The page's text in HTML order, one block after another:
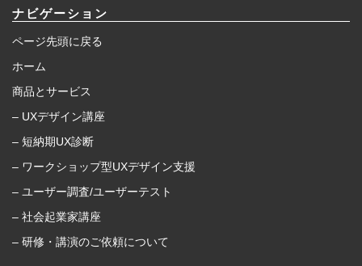
ナビゲーション
ページ先頭に戻る
ホーム
商品とサービス
– UXデザイン講座
– 短納期UX診断
– ワークショップ型UXデザイン支援
– ユーザー調査/ユーザーテスト
– 社会起業家講座
– 研修・講演のご依頼について